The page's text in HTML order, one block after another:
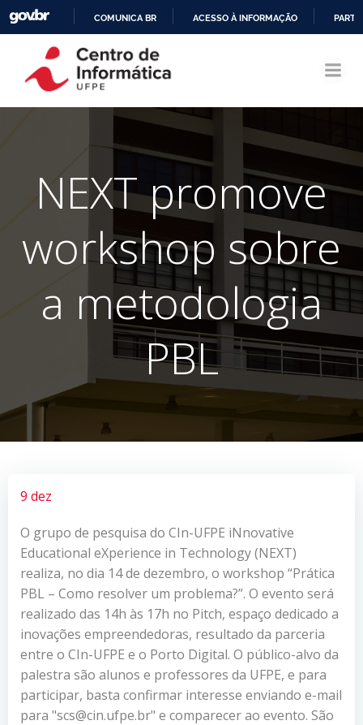
CONTEÚDO
COMUNICA BR ACESSO À INFORMAÇÃO
NEXT promove
workshop sobre
a metodologia
PBL
9 dez
O grupo de pesquisa do CIn-UFPE iNnovative
Educational eXperience in Technology (NEXT)
realiza, no dia 14 de dezembro, o workshop “Prática
PBL – Como resolver um problema?”. O evento será
realizado das 14h às 17h no Pitch, espaço dedicado a
inovações empreendedoras, resultado da parceria
entre o CIn-UFPE e o Porto Digital. O público-alvo da
palestra são alunos e professores da UFPE, e para
participar, basta confirmar interesse enviando e-mail
para "scs@cin.ufpe.br" e comparecer ao evento. São